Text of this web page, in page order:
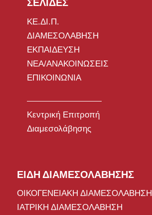
ΚΕ.ΔΙ.Π.
ΔΙΑΜΕΣΟΛΑΒΗΣΗ
ΕΚΠΑΙΔΕΥΣΗ
ΝΕΑ/ΑΝΑΚΟΙΝΩΣΕΙΣ
ΕΠΙΚΟΙΝΩΝΙΑ
Κεντρική Επιτροπή
Διαμεσολάβησης
ΕΙΔΗ ΔΙΑΜΕΣΟΛΑΒΗΣΗΣ
ΟΙΚΟΓΕΝΕΙΑΚΗ ΔΙΑΜΕΣΟΛΑΒΗΣΗ
ΙΑΤΡΙΚΗ ΔΙΑΜΕΣΟΛΑΒΗΣΗ